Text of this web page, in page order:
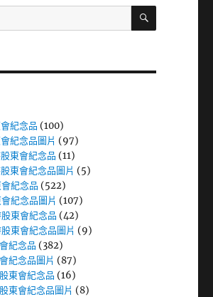
搜
紀念品 (100)
紀念品圖片 (97)
東會紀念品 (11)
東會紀念品圖片 (5)
紀念品 (522)
紀念品圖片 (107)
東會紀念品 (42)
東會紀念品圖片 (9)
紀念品 (382)
紀念品圖片 (87)
東會紀念品 (16)
東會紀念品圖片 (8)